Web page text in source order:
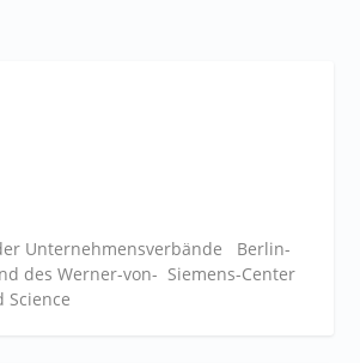
Unternehmensverbände Berlin-
des Werner-von- Siemens-Center
Science